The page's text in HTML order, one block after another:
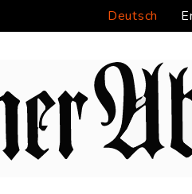
Deutsch